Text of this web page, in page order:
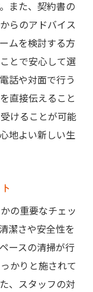
確認
また、契約書の
らのアドバイス
ムを検討する方
とで安心して選
話や対面で行う
直接伝えること
けることが可能
地よい新しい生
の重要なチェッ
潔さや安全性を
ースの清掃が行
かりと施されて
、スタッフの対